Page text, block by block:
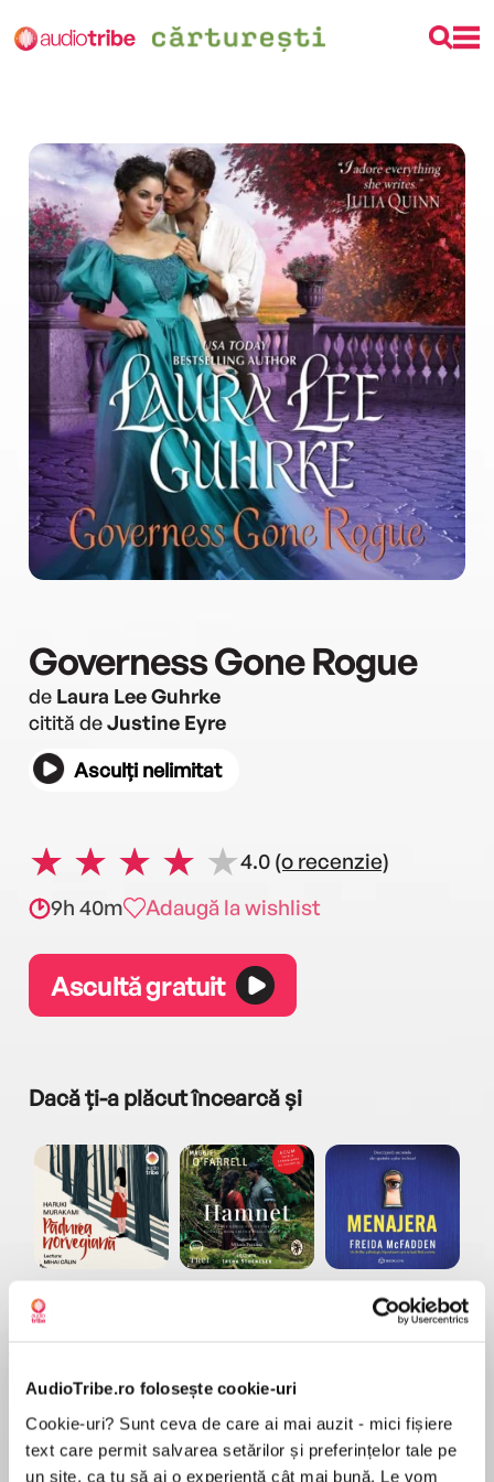
AudioTribe.ro folosește cookie-uri
Cookie-uri? Sunt ceva de care ai mai auzit - mici fișiere
text care permit salvarea setărilor și preferințelor tale pe
un site, ca tu să ai o experiență cât mai bună. Le vom
Governess Gone Rogue
de Laura Lee Guhrke
citită deJustine Eyre
Asculți nelimitat
4.0 (o recenzie)
9h 40m
Adaugă la wishlist
Ascultă gratuit
Dacă ți-a plăcut încearcă și
Freida McFadden